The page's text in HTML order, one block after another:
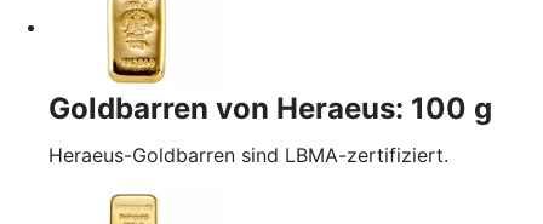
Goldbarren von Heraeus: 100 g
Heraeus-Goldbarren sind LBMA-zertifiziert.